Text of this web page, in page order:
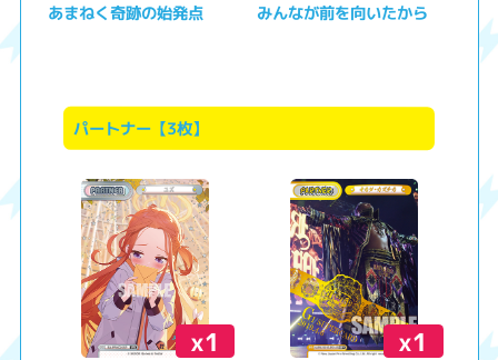
あまねく奇跡の始発点 みんなが前を向いたから
パートナー【3枚】
x1 x1